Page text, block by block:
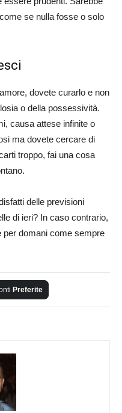
se nulla fosse o solo
dovete curarlo e non
o della possessività.
causa attese infinite o
ma dovete cercare di
troppo, fai una cosa
delle previsioni
di ieri? In caso contrario,
per domani come sempre
Preferite